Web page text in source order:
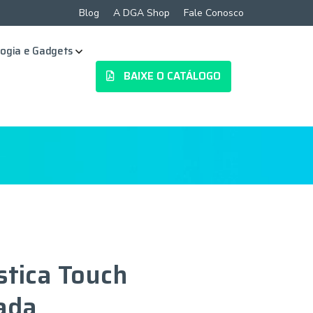
Blog A DGA Shop Fale Conosco
e Gadgets
BAIXE O CATÁLOGO
Touch